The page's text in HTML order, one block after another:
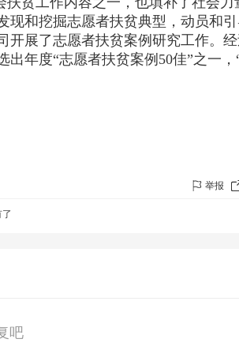
现和挖掘志愿者扶贫典型，动员和
开展了志愿者扶贫案例研究工作。
年度“志愿者扶贫案例50佳”之一，
举报
吧